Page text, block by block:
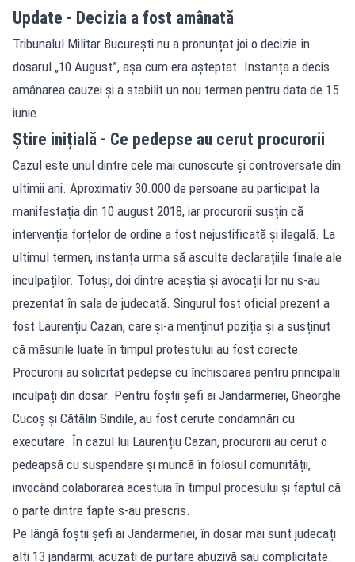
Update - Decizia a fost amânată
Tribunalul Militar București nu a pronunțat joi o decizie în
dosarul „10 August”, așa cum era așteptat. Instanța a decis
amânarea cauzei și a stabilit un nou termen pentru data de 15
iunie.
Știre inițială - Ce pedepse au cerut procurorii
Cazul este unul dintre cele mai cunoscute și controversate din
ultimii ani. Aproximativ 30.000 de persoane au participat la
manifestația din 10 august 2018, iar procurorii susțin că
intervenția forțelor de ordine a fost nejustificată și ilegală. La
ultimul termen, instanța urma să asculte declarațiile finale ale
inculpaților. Totuși, doi dintre aceștia și avocații lor nu s-au
prezentat în sala de judecată. Singurul fost oficial prezent a
fost Laurențiu Cazan, care și-a menținut poziția și a susținut
că măsurile luate în timpul protestului au fost corecte.
Procurorii au solicitat pedepse cu închisoarea pentru principalii
inculpați din dosar. Pentru foștii șefi ai Jandarmeriei, Gheorghe
Cucoș și Cătălin Sindile, au fost cerute condamnări cu
executare. În cazul lui Laurențiu Cazan, procurorii au cerut o
pedeapsă cu suspendare și muncă în folosul comunității,
invocând colaborarea acestuia în timpul procesului și faptul că
o parte dintre fapte s-au prescris.
Pe lângă foștii șefi ai Jandarmeriei, în dosar mai sunt judecați
alți 13 jandarmi, acuzați de purtare abuzivă sau complicitate.